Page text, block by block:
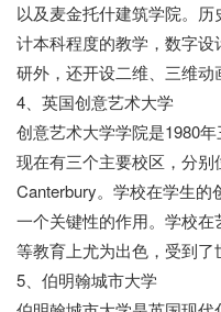
以及麦金托什建筑学院。
计本科程度的教学，数字
研外，还开设二维、三维动
4、英国创意艺术大学
创意艺术大学学院是1980
现在有三个主要校区，分
Canterbury。学校在学生的
一个关键性的作用。学校
等教育上尤为出色，受到了
5、伯明翰城市大学